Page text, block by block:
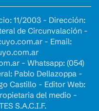
11/2003 - Dirección:
de Circunvalación -
- Email:
- Whatsapp: (054)
Pablo Dellazoppa -
Castillo - Editor Web:
del medio -
S.A.C.I.F.